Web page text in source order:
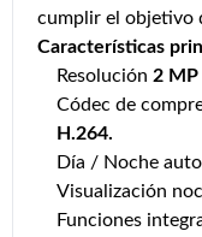
cumplir el objetivo
Características
Resolución 2 MP
Códec de
H.264.
Día / Noche
Visualización
Funciones